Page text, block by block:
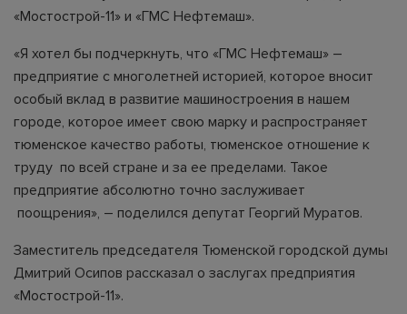
«Мостострой-11» и «ГМС Нефтемаш».
«Я хотел бы подчеркнуть, что «ГМС Нефтемаш» –
предприятие с многолетней историей, которое вносит
особый вклад в развитие машиностроения в нашем
городе, которое имеет свою марку и распространяет
тюменское качество работы, тюменское отношение к
труду по всей стране и за ее пределами. Такое
предприятие абсолютно точно заслуживает
поощрения», – поделился депутат Георгий Муратов.
Заместитель председателя Тюменской городской думы
Дмитрий Осипов рассказал о заслугах предприятия
«Мостострой-11».